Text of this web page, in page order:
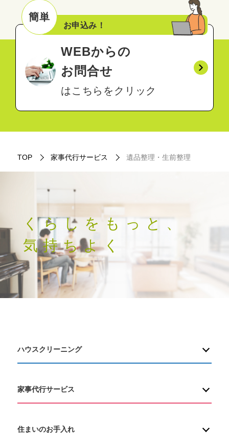
簡単
お申込み！
WEBからの
お問合せ
はこちらをクリック
TOP 家事代行サービス 遺品整理・生前整理
くらしをもっと、
気持ちよく
ハウスクリーニング
家事代行サービス
住まいのお手入れ